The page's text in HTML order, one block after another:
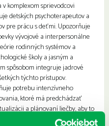
komplexom sprievodcovi
detských psychoterapeutov a
pre prácu s deťmi. Upozorňuje
vývojové a interpersonálne
rodinných systémov a
školy a jasným a
spôsobom integruje jadrové
týchto prístupov.
potrebu intenzívneho
ktoré má predchádzať
a plánovaní liečby, aby to
ktoré budú diktovať liečebné